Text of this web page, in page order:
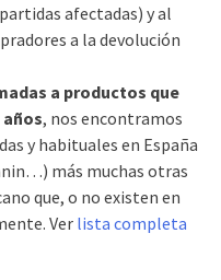
afectadas) y al
a la devolución
a productos que
, nos encontramos
y habituales en España
más muchas otras
que, o no existen en
Ver lista completa